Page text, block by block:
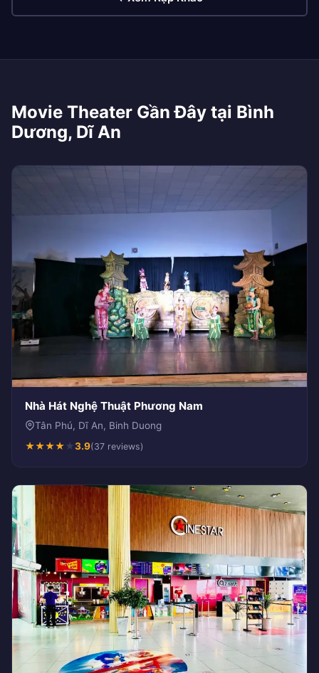
Movie Theater Gần Đây tại Bình
Dương, Dĩ An
Nhà Hát Nghệ Thuật Phương Nam
Tân Phú, Dĩ An, Binh Duong
★★★★★3.9(37 reviews)